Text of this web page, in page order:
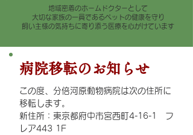
地域密着のホームドクターとして
大切な家族の一員であるペットの健康を守り
飼い主様の気持ちに寄り添う医療を心がけています
病院移転のお知らせ
この度、分倍河原動物病院は次の住所に
移転します。
新住所：東京都府中市宮西町4-16-1 フ
レア443 1F